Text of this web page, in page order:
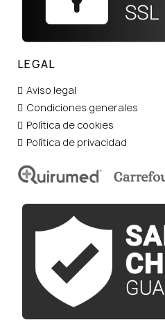
LEGAL
Aviso legal
Condiciones generales
Política de cookies
Política de privacidad